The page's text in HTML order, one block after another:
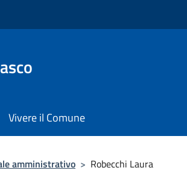
Vivere il Comune
amministrativo > Robecchi Laura